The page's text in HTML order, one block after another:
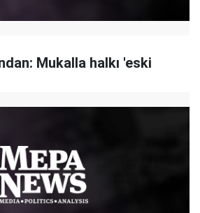
Mukalla halkı 'eski